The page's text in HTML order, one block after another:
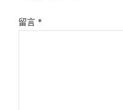
留言 *